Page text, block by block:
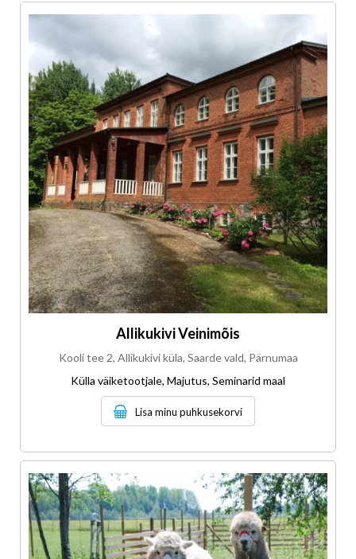
Allikukivi Veinimõis
Kooli tee 2, Allikukivi küla, Saarde vald, Pärnumaa
Külla väiketootjale, Majutus, Seminarid maal
Lisa minu puhkusekorvi